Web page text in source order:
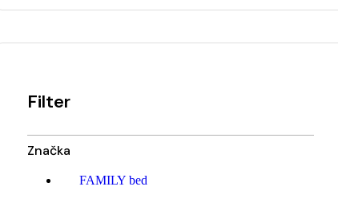
Filter
Značka
FAMILY bed